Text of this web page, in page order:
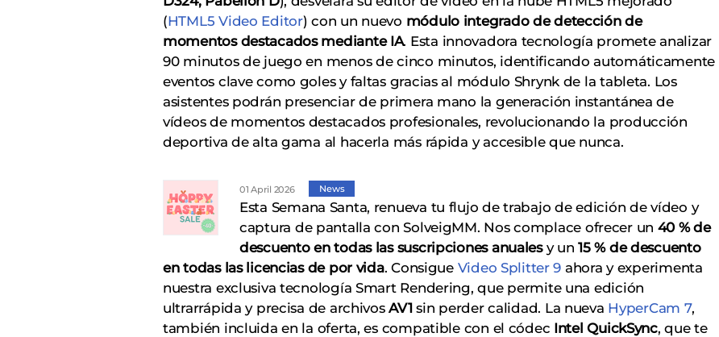
(HTML5 Video Editor) con un nuevo módulo integrado de detección de
momentos destacados mediante IA. Esta innovadora tecnología promete analizar
90 minutos de juego en menos de cinco minutos, identificando automáticamente
eventos clave como goles y faltas gracias al módulo Shrynk de la tableta. Los
asistentes podrán presenciar de primera mano la generación instantánea de
vídeos de momentos destacados profesionales, revolucionando la producción
deportiva de alta gama al hacerla más rápida y accesible que nunca.
01 April 2026 News
Esta Semana Santa, renueva tu flujo de trabajo de edición de vídeo y
captura de pantalla con SolveigMM. Nos complace ofrecer un 40 % de
descuento en todas las suscripciones anualesy un15 % de descuento
en todas las licencias de por vida. Consigue Video Splitter 9 ahora y experimenta
nuestra exclusiva tecnología Smart Rendering, que permite una edición
ultrarrápida y precisa de archivosAV1 sin perder calidad. La nueva HyperCam 7,
también incluida en la oferta, es compatible con el códec Intel QuickSync, que te